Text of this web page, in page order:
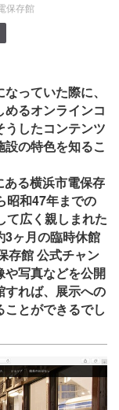
保存館
っていた際に、
るオンラインコ
うしたコンテンツ
の特色を知るこ
る横浜市電保存
昭和47年までの
て広く親しまれた
3ヶ月の臨時休館
存館 公式チャン
や写真などを公開
すれば、展示への
とができるでし